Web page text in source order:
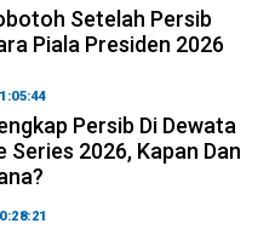
Setelah Persib
Piala Presiden 2026
Persib Di Dewata
Series 2026, Kapan Dan